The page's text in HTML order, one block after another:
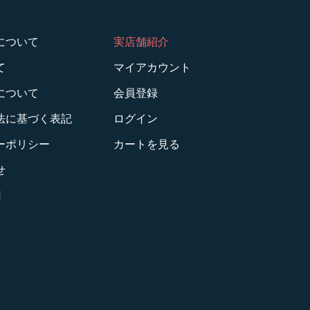
ついて
ついて
に基づく表記
ポリシー
実店舗紹介
マイアカウント
会員登録
ログイン
カートを見る